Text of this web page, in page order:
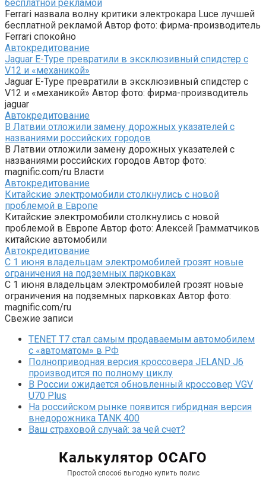
бесплатной рекламой
Ferrari назвала волну критики электрокара Luce лучшей
бесплатной рекламой Автор фото: фирма-производитель
Ferrari спокойно
Автокредитование
Jaguar E-Type превратили в эксклюзивный спидстер с
V12 и «механикой»
Jaguar E-Type превратили в эксклюзивный спидстер с
V12 и «механикой» Автор фото: фирма-производитель
jaguar
Автокредитование
В Латвии отложили замену дорожных указателей с
названиями российских городов
В Латвии отложили замену дорожных указателей с
названиями российских городов Автор фото:
magnific.com/ru Власти
Автокредитование
Китайские электромобили столкнулись с новой
проблемой в Европе
Китайские электромобили столкнулись с новой
проблемой в Европе Автор фото: Алексей Грамматчиков
китайские автомобили
Автокредитование
С 1 июня владельцам электромобилей грозят новые
ограничения на подземных парковках
С 1 июня владельцам электромобилей грозят новые
ограничения на подземных парковках Автор фото:
magnific.com/ru
Свежие записи
TENET T7 стал самым продаваемым автомобилем
с «автоматом» в РФ
Полноприводная версия кроссовера JELAND J6
производится по полному циклу
В России ожидается обновленный кроссовер VGV
U70 Plus
На российском рынке появится гибридная версия
внедорожника TANK 400
Ваш страховой случай: за чей счет?